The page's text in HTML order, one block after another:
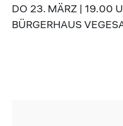
DO 23. MÄRZ | 19.00
BÜRGERHAUS